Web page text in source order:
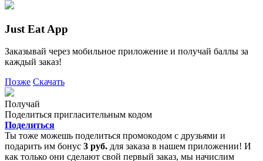
Just Eat App
Заказывай через мобильное приложение и получай баллы за
каждый заказ!
Позже Скачать
Получай
Поделиться пригласительным кодом
Поделиться
Ты тоже можешь поделиться промокодом с друзьями и
подарить им бонус 3 руб. для заказа в нашем приложении! И
как только они сделают свой первый заказ, мы начислим